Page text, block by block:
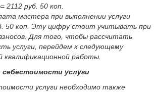
2112 руб. 50 коп.
мастера при выполнении услуги
50 коп. Эту цифру стоит учитывать при
Для того, чтобы рассчитать
услуги, перейдем к следующему
квалификационной работы.
себестоимости услуги
услуги необходимо также